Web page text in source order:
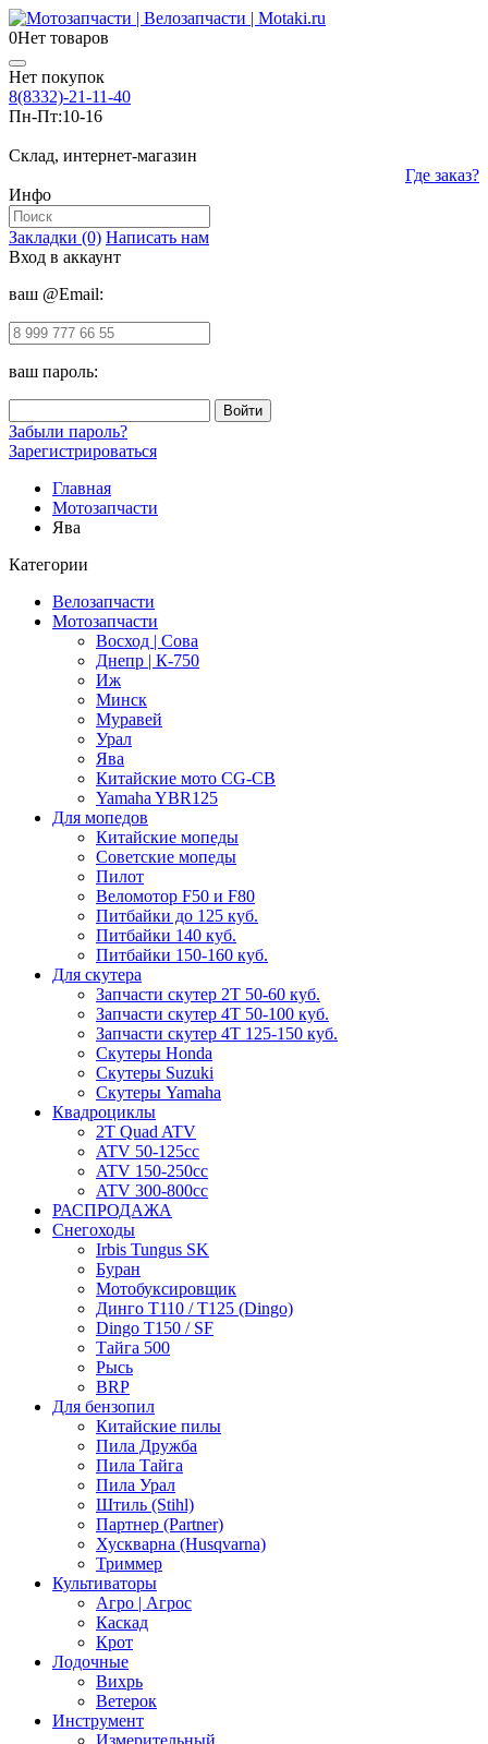
0Нет товаров
Нет покупок
8(8332)-21-11-40
Пн-Пт:10-16
Склад, интернет-магазин
Где заказ?
Инфо
Закладки (0) Написать нам
Вход в аккаунт
ваш @Email:
ваш пароль:
Забыли пароль?
Зарегистрироваться
Главная
Мотозапчасти
Ява
Категории
Велозапчасти
Мотозапчасти
Восход | Сова
Днепр | К-750
Иж
Минск
Муравей
Урал
Ява
Китайские мото CG-CB
Yamaha YBR125
Для мопедов
Китайские мопеды
Советские мопеды
Пилот
Веломотор F50 и F80
Питбайки до 125 куб.
Питбайки 140 куб.
Питбайки 150-160 куб.
Для скутера
Запчасти скутер 2Т 50-60 куб.
Запчасти скутер 4Т 50-100 куб.
Запчасти скутер 4Т 125-150 куб.
Скутеры Honda
Скутеры Suzuki
Скутеры Yamaha
Квадроциклы
2T Quad ATV
ATV 50-125cc
ATV 150-250cc
ATV 300-800cc
РАСПРОДАЖА
Снегоходы
Irbis Tungus SK
Буран
Мотобуксировщик
Динго T110 / T125 (Dingo)
Dingo T150 / SF
Тайга 500
Рысь
BRP
Для бензопил
Китайские пилы
Пила Дружба
Пила Тайга
Пила Урал
Штиль (Stihl)
Партнер (Partner)
Хускварна (Husqvarna)
Триммер
Культиваторы
Агро | Агрос
Каскад
Крот
Лодочные
Вихрь
Ветерок
Инструмент
Измерительный